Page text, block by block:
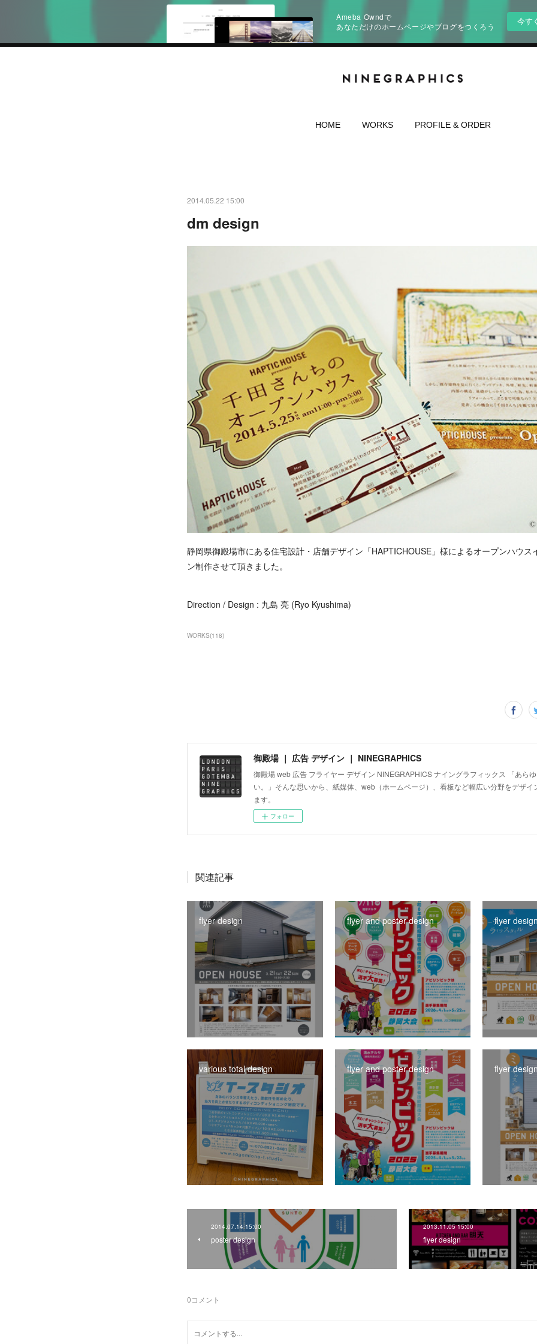
Ameba Owndで
あなただけのホームページやブログをつくろう
今す
HOME WORKS PROFILE & ORDER
2014.05.22 15:00
dm design
静岡県御殿場市にある住宅設計・店舗デザイン「HAPTICHOUSE」様によるオープンハウス
ン制作させて頂きました。
Direction / Design : 九島 亮 (Ryo Kyushima)
WORKS(118)
御殿場 ｜ 広告 デザイン ｜ NINEGRAPHICS
御殿場 web 広告 フライヤー デザイン NINEGRAPHICS ナイングラフィックス 「あら
い。」そんな思いから、紙媒体、web（ホームページ）、看板など幅広い分野をデザイ
ます。
フォロー
関連記事
flyer design flyer and poster design flyer
various total design flyer and poster design flyer
2014.07.14 15:00
poster design
2013.11.05 15:00
flyer design
0コメント